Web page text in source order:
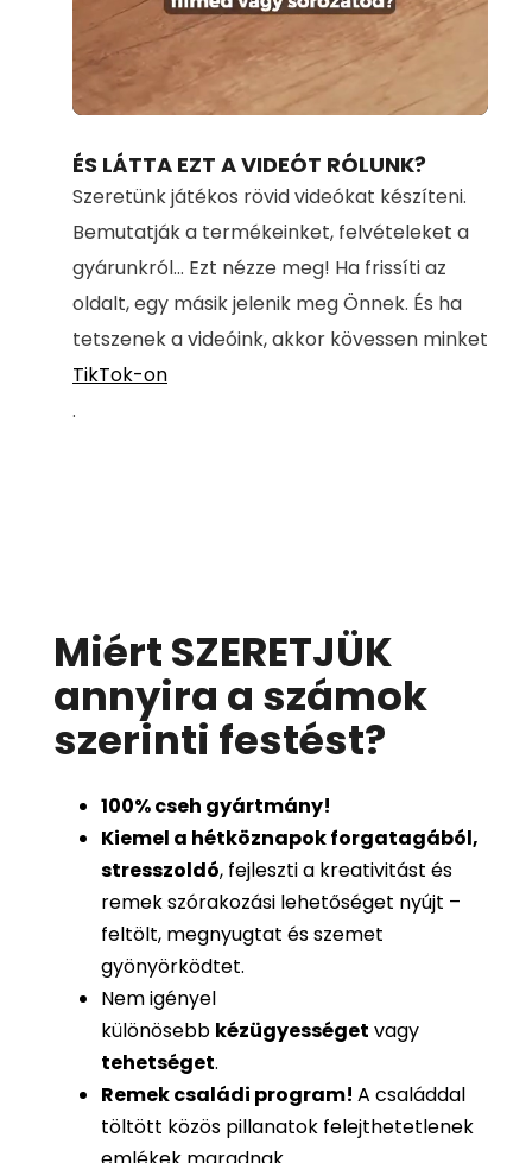
Unmute
100.00%
ÉS LÁTTA EZT A VIDEÓT RÓLUNK?
Szeretünk játékos rövid videókat készíteni.
Bemutatják a termékeinket, felvételeket a
gyárunkról... Ezt nézze meg! Ha frissíti az
oldalt, egy másik jelenik meg Önnek. És ha
tetszenek a videóink, akkor kövessen minket
TikTok-on
.
Miért SZERETJÜK
annyira a számok
szerinti festést?
100%cseh gyártmány!
Kiemel a hétköznapok forgatagából,
stresszoldó, fejleszti a kreativitást és
remek szórakozási lehetőséget nyújt –
feltölt, megnyugtat és szemet
gyönyörködtet.
Nem igényel
különösebb kézügyességet vagy
tehetséget.
Remek családi program! A családdal
töltött közös pillanatok felejthetetlenek